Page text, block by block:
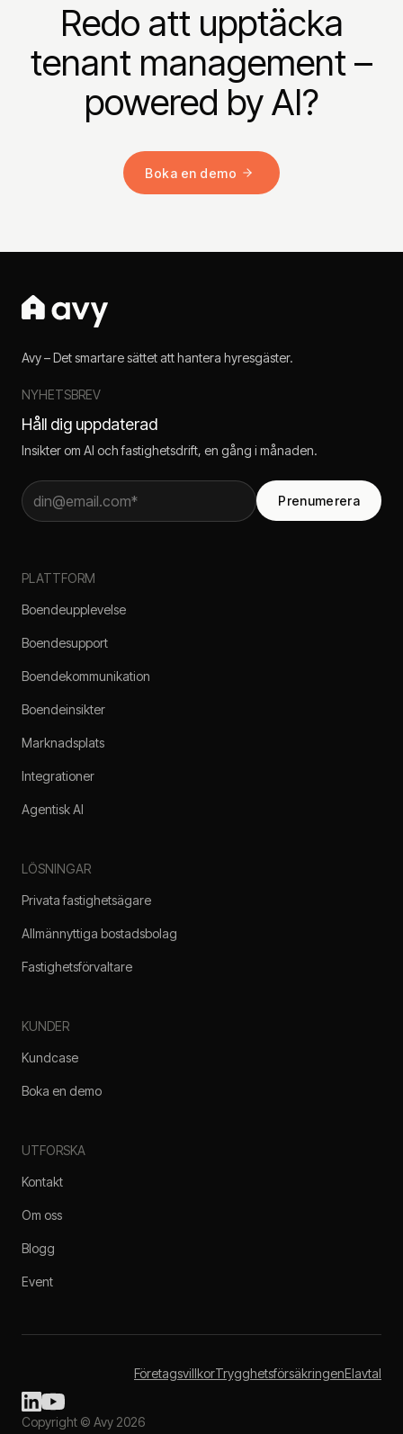
Redo att upptäcka
tenant management –
powered by AI?
Boka en demo
Avy – Det smartare sättet att hantera hyresgäster.
NYHETSBREV
Håll dig uppdaterad
Insikter om AI och fastighetsdrift, en gång i månaden.
Prenumerera
PLATTFORM
Boendeupplevelse
Boendesupport
Boendekommunikation
Boendeinsikter
Marknadsplats
Integrationer
Agentisk AI
LÖSNINGAR
Privata fastighetsägare
Allmännyttiga bostadsbolag
Fastighetsförvaltare
KUNDER
Kundcase
Boka en demo
UTFORSKA
Kontakt
Om oss
Blogg
Event
Copyright © Avy 2026
FöretagsvillkorTrygghetsförsäkringenElavtal